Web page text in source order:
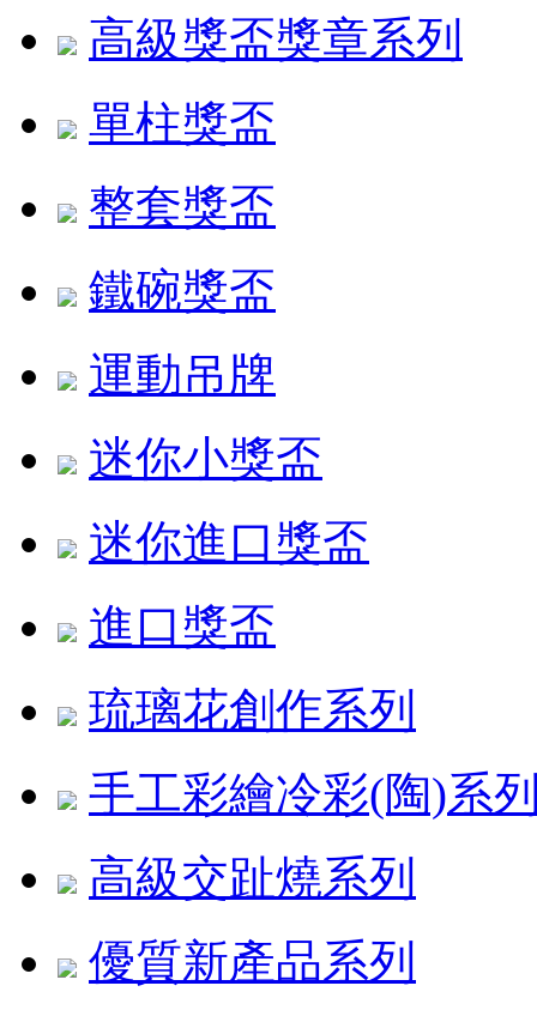
高級獎盃獎章系列
單柱獎盃
整套獎盃
鐵碗獎盃
運動吊牌
迷你小獎盃
迷你進口獎盃
進口獎盃
琉璃花創作系列
手工彩繪冷彩(陶)系
高級交趾燒系列
優質新產品系列